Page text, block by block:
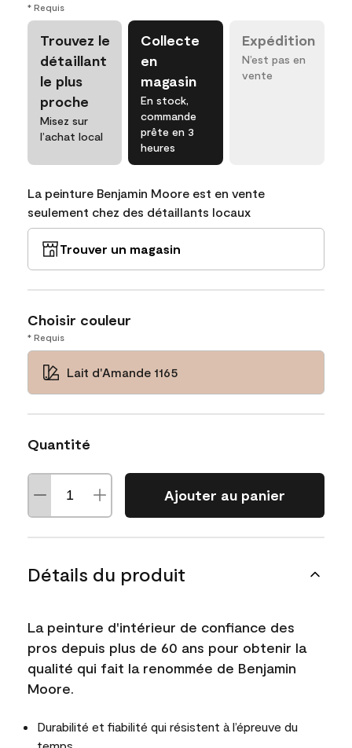
* Requis
Trouvez le
détaillant
le plus
proche
Misez sur
l’achat local
Collecte
en
magasin
En stock,
commande
prête en 3
heures
Expédition
N’est pas en
vente
La peinture Benjamin Moore est en vente
seulement chez des détaillants locaux
Trouver un magasin
Choisir couleur
* Requis
Lait d'Amande 1165
Quantité
Ajouter au panier
Détails du produit
La peinture d'intérieur de confiance des
pros depuis plus de 60 ans pour obtenir la
qualité qui fait la renommée de Benjamin
Moore.
Durabilité et fiabilité qui résistent à l’épreuve du
temps